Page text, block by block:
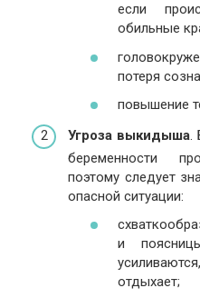
если
обильные
потеря
повышение
Угроза выкидыша.
беременности
поэтому следует
опасной ситуации:
и
отдыхает;